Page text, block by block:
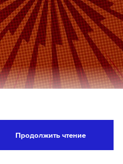
Продолжить чтение